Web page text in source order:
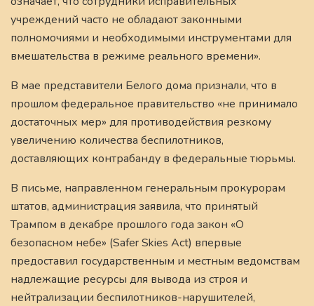
учреждений часто не обладают законными
полномочиями и необходимыми инструментами для
вмешательства в режиме реального времени».
В мае представители Белого дома признали, что в
прошлом федеральное правительство «не принимало
достаточных мер» для противодействия резкому
увеличению количества беспилотников,
доставляющих контрабанду в федеральные тюрьмы.
В письме, направленном генеральным прокурорам
штатов, администрация заявила, что принятый
Трампом в декабре прошлого года закон «О
безопасном небе» (Safer Skies Act) впервые
предоставил государственным и местным ведомствам
надлежащие ресурсы для вывода из строя и
нейтрализации беспилотников-нарушителей,